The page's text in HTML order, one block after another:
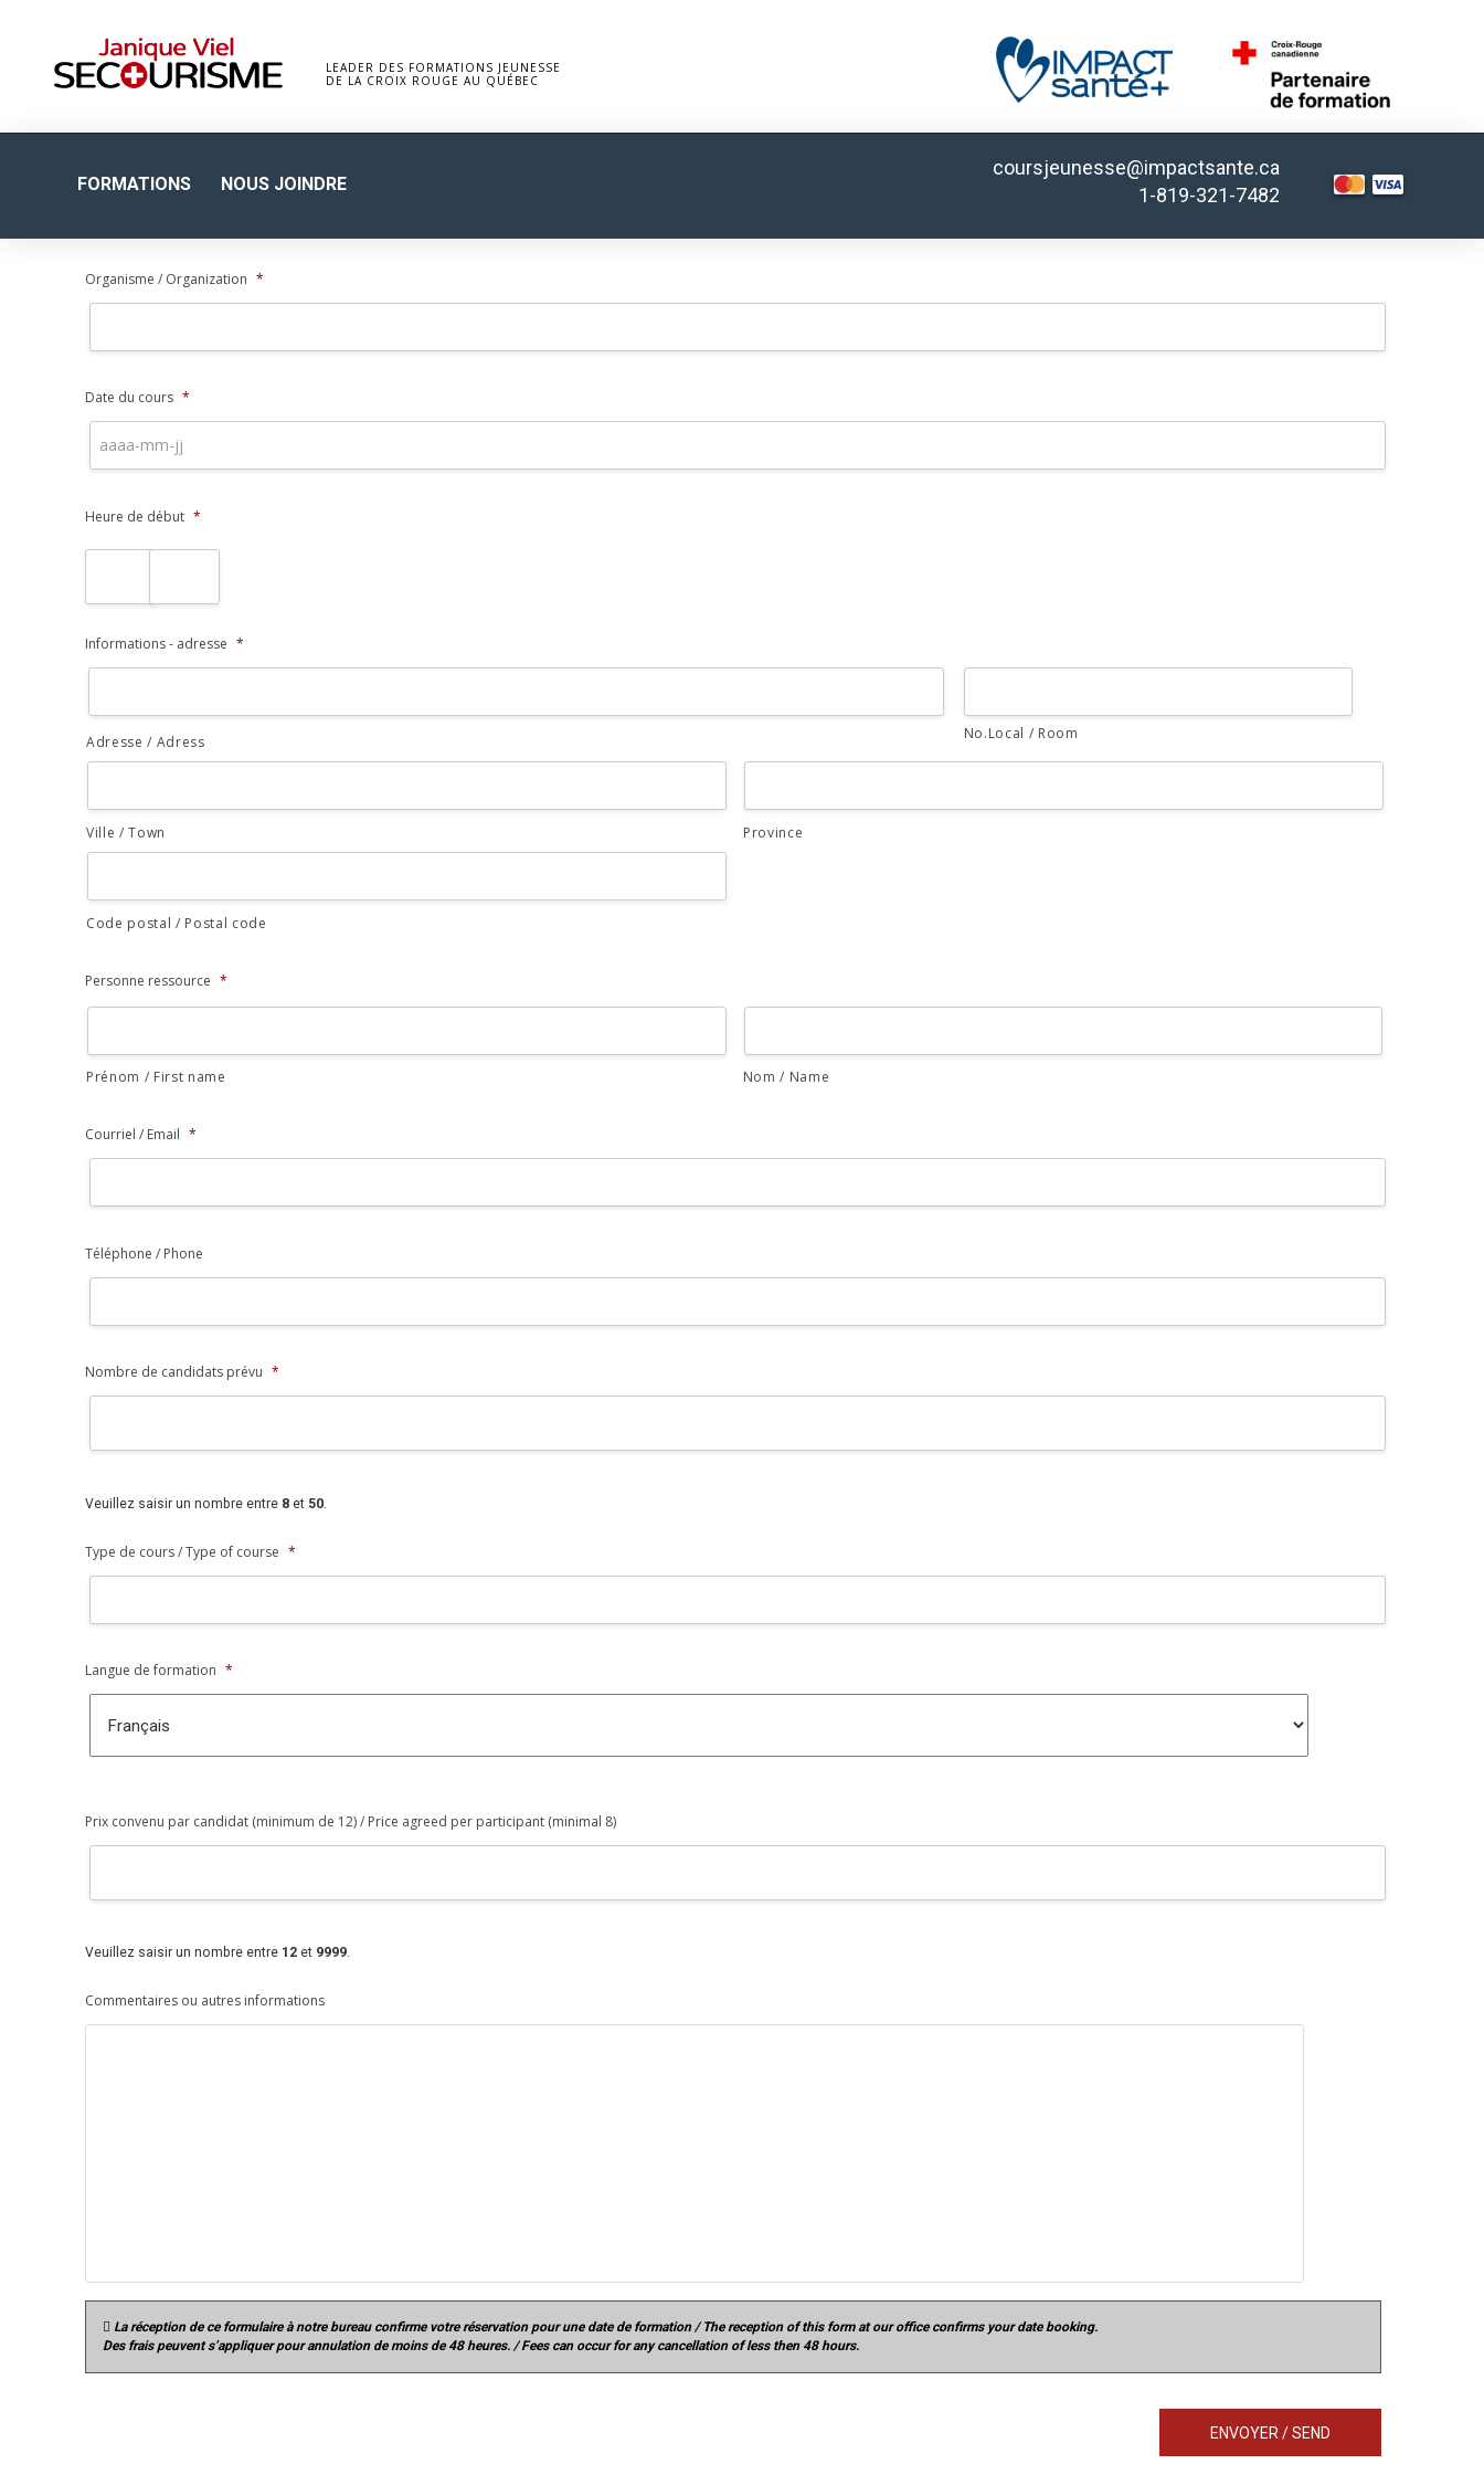
LEADER DES FORMATIONS JEUNESSE
DE LA CROIX ROUGE AU QUÉBEC
FORMATIONS NOUS JOINDRE
coursjeunesse@impactsante.ca
1-819-321-7482
Organisme / Organization *
Date du cours *
MM
JJ
Heure de début *
Informations - adresse *
Adresse / Adress No.Local / Room
Ville / Town Province
Code postal / Postal code
Personne ressource *
Prénom / First name Nom / Name
Courriel / Email *
Téléphone / Phone
Nombre de candidats prévu *
Veuillez saisir un nombre entre 8 et 50
Type de cours / Type of course *
Langue de formation *
Prix convenu par candidat (minimum de 12) / Price agreed per participant (minimal 8)
Veuillez saisir un nombre entre 12 et 9999.
Commentaires ou autres informations
 La réception de ce formulaire à notre bureau confirme votre réservation pour une date de formation / The reception of this form at our office confirms your date booking.
Des frais peuvent s’appliquer pour annulation de moins de 48 heures. / Fees can occur for any cancellation of less then 48 hours.